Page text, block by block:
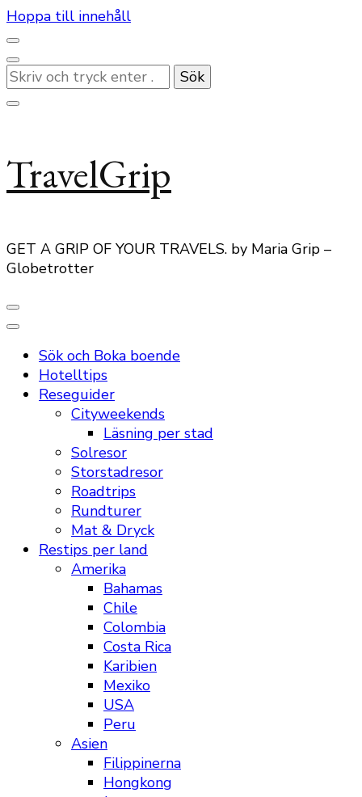
Hoppa till innehåll
Letar
du
efter
TravelGrip
GET A GRIP OF YOUR TRAVELS. by Maria Grip –
Globetrotter
Sök och Boka boende
Hotelltips
Reseguider
Cityweekends
Läsning per stad
Solresor
Storstadresor
Roadtrips
Rundturer
Mat & Dryck
Restips per land
Amerika
Bahamas
Chile
Colombia
Costa Rica
Karibien
Mexiko
USA
Peru
Asien
Filippinerna
Hongkong